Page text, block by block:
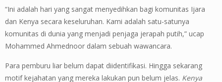
“Ini adalah hari yang sangat menyedihkan bagi komunitas Ijara
dan Kenya secara keseluruhan. Kami adalah satu-satunya
komunitas di dunia yang menjadi penjaga jerapah putih,” ucap
Mohammed Ahmednoor dalam sebuah wawancara.
Para pemburu liar belum dapat diidentifikasi. Hingga sekarang
motif kejahatan yang mereka lakukan pun belum jelas. Kenya